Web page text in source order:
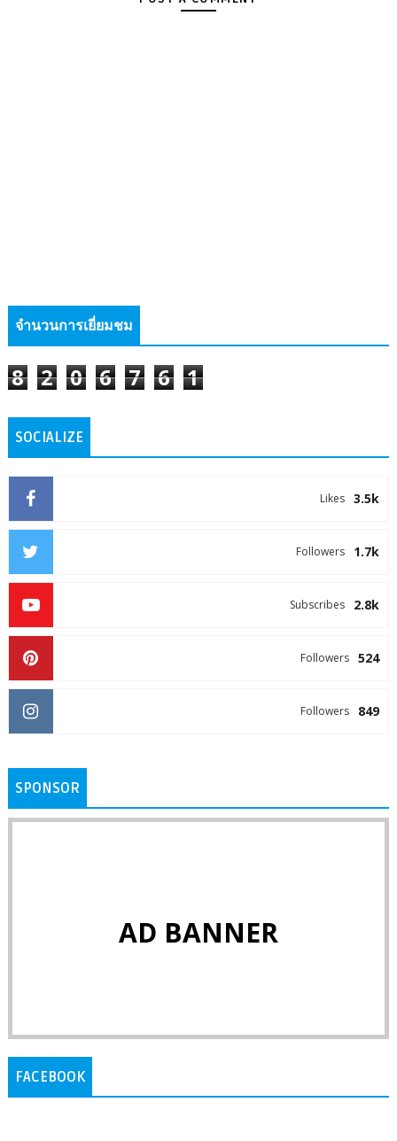
จำนวนการเยี่ยมชม
8 2 0 6 7 6 1
SOCIALIZE
3.5k
Likes
1.7k
Followers
2.8k
Subscribes
524
Followers
849
Followers
SPONSOR
AD BANNER
FACEBOOK